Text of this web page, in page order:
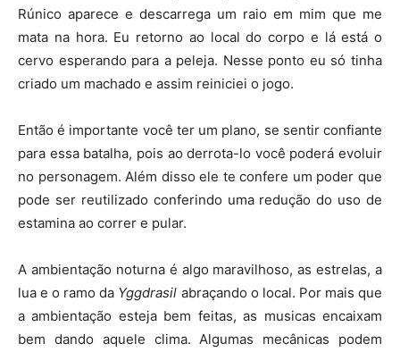
Rúnico aparece e descarrega um raio em mim que me
mata na hora. Eu retorno ao local do corpo e lá está o
cervo esperando para a peleja. Nesse ponto eu só tinha
criado um machado e assim reiniciei o jogo.
Então é importante você ter um plano, se sentir confiante
para essa batalha, pois ao derrota-lo você poderá evoluir
no personagem. Além disso ele te confere um poder que
pode ser reutilizado conferindo uma redução do uso de
estamina ao correr e pular.
A ambientação noturna é algo maravilhoso, as estrelas, a
lua e o ramo da Yggdrasil abraçando o local. Por mais que
a ambientação esteja bem feitas, as musicas encaixam
bem dando aquele clima. Algumas mecânicas podem